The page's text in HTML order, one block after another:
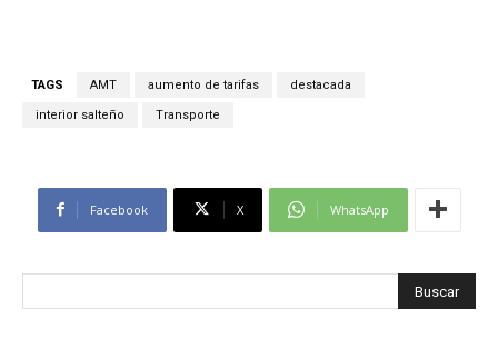
TAGS AMT aumento de tarifas destacada
interior salteño Transporte
Facebook X WhatsApp